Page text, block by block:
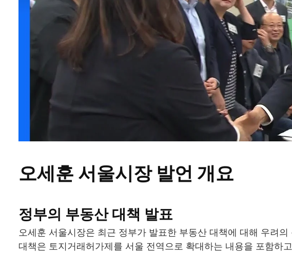
오세훈 서울시장 발언 개요
정부의 부동산 대책 발표
오세훈 서울시장은 최근 정부가 발표한 부동산 대책에 대해 우려
대책은 토지거래허가제를 서울 전역으로 확대하는 내용을 포함하